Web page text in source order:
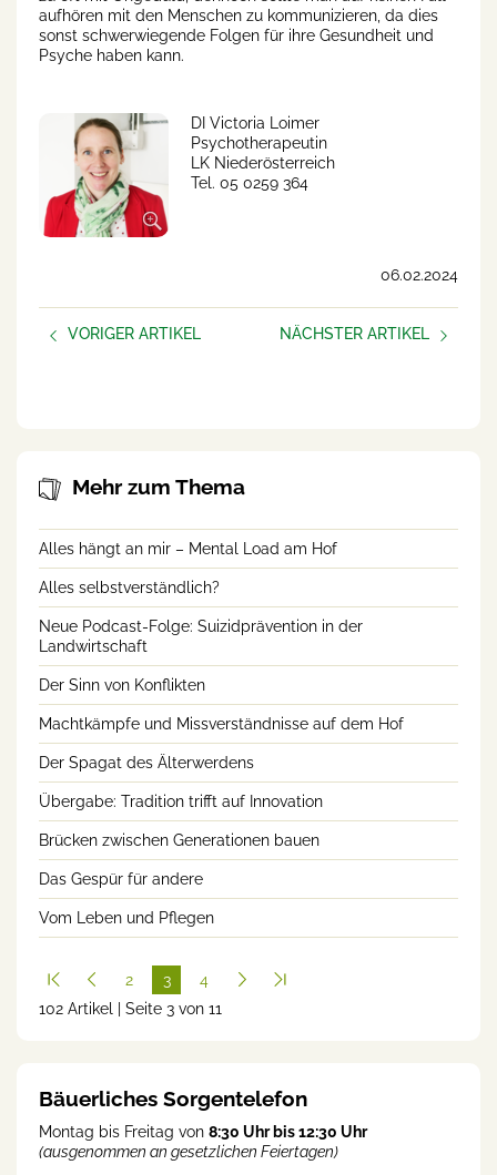
aufhören mit den Menschen zu kommunizieren, da dies
sonst schwerwiegende Folgen für ihre Gesundheit und
Psyche haben kann.
DI Victoria Loimer
Psychotherapeutin
LK Niederösterreich
Tel. 05 0259 364
06.02.2024
VORIGER ARTIKEL
NÄCHSTER ARTIKEL
Mehr zum Thema
Alles hängt an mir – Mental Load am Hof
Alles selbstverständlich?
Neue Podcast-Folge: Suizidprävention in der
Landwirtschaft
Der Sinn von Konflikten
Machtkämpfe und Missverständnisse auf dem Hof
Der Spagat des Älterwerdens
Übergabe: Tradition trifft auf Innovation
Brücken zwischen Generationen bauen
Das Gespür für andere
Vom Leben und Pflegen
2
3
(cur
4
102 Artikel | Seite 3 von 11
Bäuerliches Sorgentelefon
Montag bis Freitag von 8:30 Uhr bis 12:30 Uhr
(ausgenommen an gesetzlichen Feiertagen)